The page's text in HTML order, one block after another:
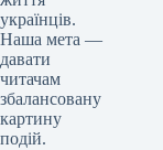
українців.
Наша мета —
давати
читачам
збалансовану
картину
подій.